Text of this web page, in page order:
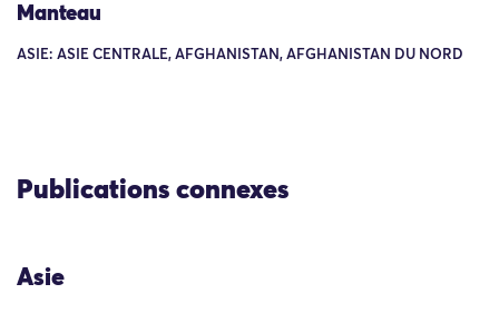
Manteau
ASIE: ASIE CENTRALE, AFGHANISTAN, AFGHANISTAN DU NORD
Publications connexes
Asie